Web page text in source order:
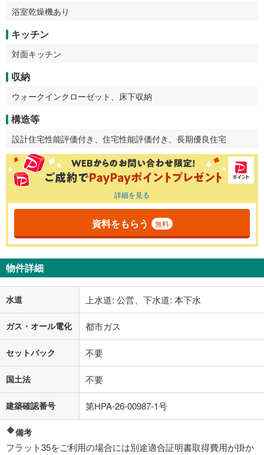
浴室乾燥機あり
キッチン
対面キッチン
収納
ウォークインクローゼット、床下収納
構造等
設計住宅性能評価付き、住宅性能評価付き、長期優良住宅
詳細を見る
資料をもらう 無料
物件詳細
水道 上水道: 公営、下水道: 本下水
ガス・オール電化 都市ガス
セットバック 不要
国土法 不要
建築確認番号 第HPA-26-00987-1号
備考
フラット35をご利用の場合には別途適合証明書取得費用が掛か